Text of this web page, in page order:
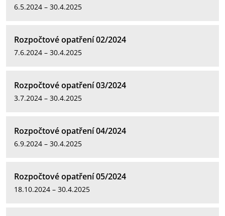
6.5.2024 – 30.4.2025
Rozpočtové opatření 02/2024
7.6.2024 – 30.4.2025
Rozpočtové opatření 03/2024
3.7.2024 – 30.4.2025
Rozpočtové opatření 04/2024
6.9.2024 – 30.4.2025
Rozpočtové opatření 05/2024
18.10.2024 – 30.4.2025